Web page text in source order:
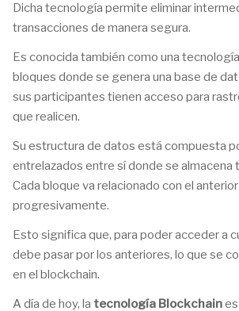
Dicha tecnología permite eliminar
transacciones de manera segura.
Es conocida también como una
bloques donde se genera una base de
sus participantes tienen acceso para
que realicen.
Su estructura de datos está compuesta
entrelazados entre sí donde se almacena
Cada bloque va relacionado con el
progresivamente.
Esto significa que, para poder acceder a
debe pasar por los anteriores, lo que se
en el blockchain.
A día de hoy, la tecnología Blockchain